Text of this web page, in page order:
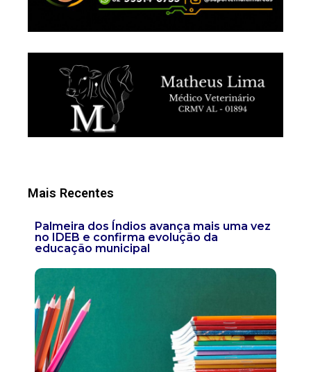
Mais Recentes
Palmeira dos Índios avança mais uma vez
no IDEB e confirma evolução da
educação municipal